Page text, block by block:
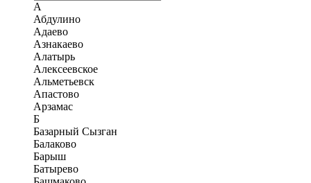
А
Абдулино
Адаево
Азнакаево
Алатырь
Алексеевское
Альметьевск
Апастово
Арзамас
Б
Базарный Сызган
Балаково
Барыш
Батырево